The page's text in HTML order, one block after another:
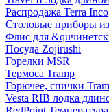
Распродажа Terra
Столовые приборы
Флис для
Посуда Zojirushi
Горелки MSR
Термоса Tramp
Горючее, спички
Vesta RIB лодка